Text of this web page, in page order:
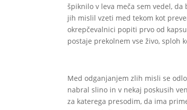
špiknilo v leva meča sem vedel,
jih mislil vzeti med tekom kot
okrepčevalnici popiti prvo od
postaje prekolnem vse živo, sploh
Med odganjanjem zlih misli se
nabral slino in v nekaj poskusih
za katerega presodim, da ima